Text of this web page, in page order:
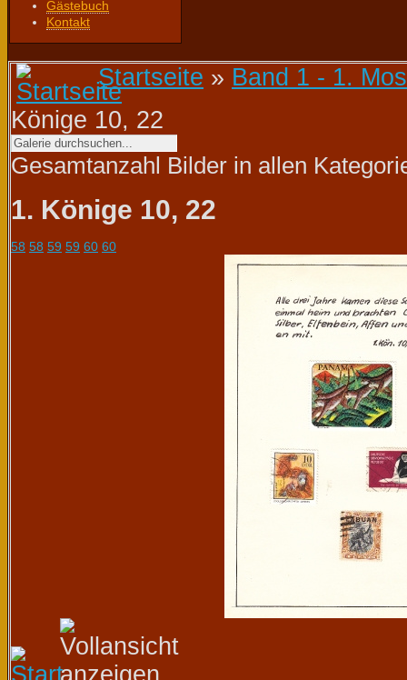
Gästebuch
Kontakt
Startseite » Band 1 - 1.
Könige 10, 22
Gesamtanzahl Bilder in allen
1. Könige 10, 22
58 58 59 59 60 60